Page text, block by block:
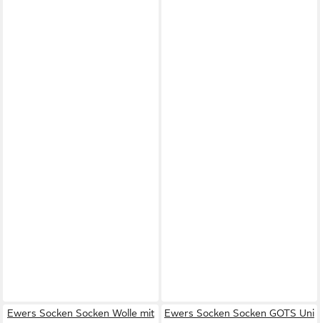
Ewers Socken Socken Wolle mit
Ewers Socken Socken GOTS Uni